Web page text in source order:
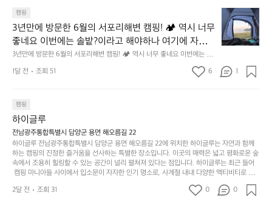
구
나
잠
에
기
까
이
걸
리
는
순
지
의
초
기
품
갑’입
니
다.
일
상
에
용
할
수
있
록.
분
하
고,
단
순
하
캠핑
3년만에 방문한 6월의 서포리해변 캠핑! 🏕 역시 너무
좋네요 이번에는 솔밭?이라고 해야하나 여기에 자리를
잡았는데 정말 시원하고 경치도 좋네요  서해치고 물도
맑은편, 아이들도 놀기 좋고 1박 2일은 넘 짧게 느껴지
네요  .1박 1동 1만원 (수금은 7시쯤, 동네에서 관리) .수
바로 화장실있음 .5분거리 cu .2분거리 음식점  항구에
서부터 해변까지 버스도 다니네요 ㅎㅎㅎ 아이들 엄청
좋아하네요 점심쯤도착해서 철수할때까지 물놀이 3
타임이나 했네요 ⛱️
3년만에 방문한 6월의 서포리해변 캠핑! 🏕 역시 너무 좋네요 이번에는 솔
밭?이라고 해야하나 여기에 자리를 잡았는데 정말 시원하고 경치도 좋네요
서해치고 물도 맑은편, 아이들도 놀기 좋고 1박 2일은 넘 짧게 느껴지네요  .
항구에서부터 해변까지 버스도 다니네요 ㅎㅎㅎ 아이들 엄청 좋아하네요 점
심쯤도착해서 철수할때까지 물놀이 3타임이나 했네요 ⛱️
년
만
에
문
포
리
해
변
캠
핑!
1달 전 조회 51 6 1
캠핑
하이글루
전남광주통합특별시 담양군 용면 해오름길 22
하이글루 전남광주통합특별시 담양군 용면 해오름길 22에 위치한 하이글루는 자연과 함께
하는 캠핑의 진정한 즐거움을 선사하는 특별한 장소입니다. 이곳의 매력은 넓고 평화로운 숲
속에서 조용히 힐링할 수 있는 공간이 널리 펼쳐져 있다는 점입니다. 하이글루는 최근 들어
캠핑 마니아들 사이에서 입소문이 자자한 인기 명소로, 사계절 내내 다양한 액티비티로 방
문객들을 맞이합니다. 특히, 하이글루의 독특한 시설인 글램핑 텐트는 고객들에게 아늑한 잠
자리를 제공하며, 캠핑의 매력을 한층 더해 줍니다. 밖에서는 자연의 소리를 들으며, 내부에
2달 전 조회 31 0 0